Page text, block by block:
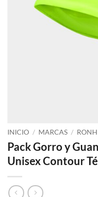
INICIO / MARCAS /
Pack Gorro y
Unisex Contour